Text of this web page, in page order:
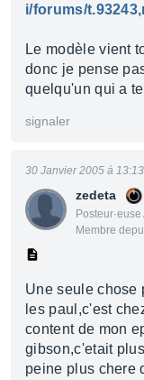
i/forums/
Le modèle vient
donc je pense
quelqu'un qui a
signaler
zedeta
Posteur·euse
Membre
30 Janvier 2005 à 13:13
Une seule chose
les paul,c'est
content de mon
gibson,c'etait
peine plus chere